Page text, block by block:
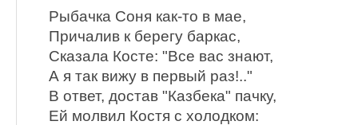
Рыбачка Соня как-то в мае,
Причалив к берегу баркас,
Сказала Косте: "Все вас знают,
А я так вижу в первый раз!.."
В ответ, достав "Казбека" пачку,
Ей молвил Костя с холодком: